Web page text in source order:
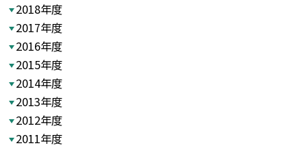
2018年度
2017年度
2016年度
2015年度
2014年度
2013年度
2012年度
2011年度